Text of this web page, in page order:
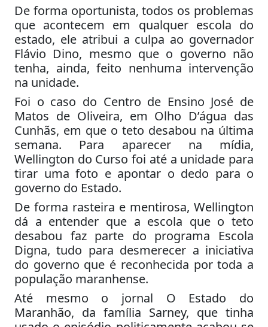
De forma oportunista, todos os problemas
que acontecem em qualquer escola do
estado, ele atribui a culpa ao governador
Flávio Dino, mesmo que o governo não
tenha, ainda, feito nenhuma intervenção
na unidade.
Foi o caso do Centro de Ensino José de
Matos de Oliveira, em Olho D’água das
Cunhãs, em que o teto desabou na última
semana. Para aparecer na mídia,
Wellington do Curso foi até a unidade para
tirar uma foto e apontar o dedo para o
governo do Estado.
De forma rasteira e mentirosa, Wellington
dá a entender que a escola que o teto
desabou faz parte do programa Escola
Digna, tudo para desmerecer a iniciativa
do governo que é reconhecida por toda a
população maranhense.
Até mesmo o jornal O Estado do
Maranhão, da família Sarney, que tinha